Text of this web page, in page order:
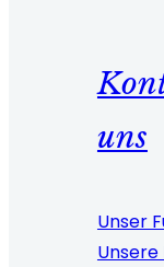
uns
Unser
Unsere